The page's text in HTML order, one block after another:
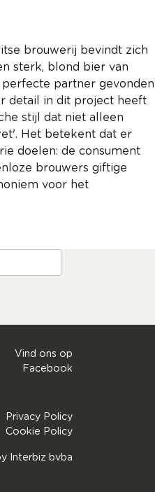
brouwerij bevindt zich
sterk, blond bier van
perfecte partner gevonden
detail in dit project heeft
stijl dat niet alleen
Het betekent dat er
doelen: de consument
brouwers giftige
voor het
Vind ons op
Facebook
Privacy Policy
Cookie Policy
Interbiz bvba